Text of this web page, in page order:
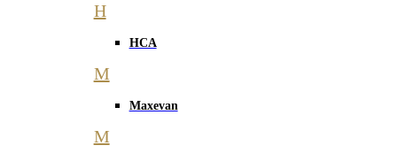
H
HCA
M
Maxevan
M